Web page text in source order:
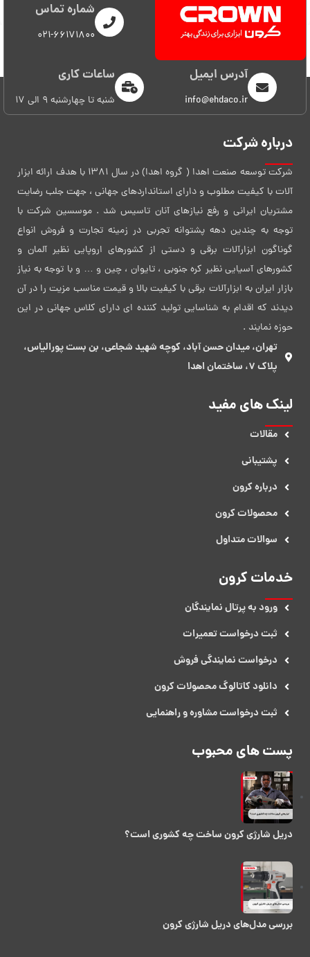
شماره تماس
021-66171800
آدرس ایمیل
info@ehdaco.ir
ساعات کاری
شنبه تا چهارشنبه 9 الی 17
درباره شرکت
شرکت توسعه صنعت اهدا ( گروه اهدا) در سال 1381 با هدف ارائه ابزار
آلات با کیفیت مطلوب و دارای استانداردهای جهانی ، جهت جلب رضایت
مشتریان ایرانی و رفع نیازهای آنان تاسیس شد . موسسین شرکت با
توجه به چندین دهه پشتوانه تجربی در زمینه تجارت و فروش انواع
گوناگون ابزارآلات برقی و دستی از کشورهای اروپایی نظیر آلمان و
کشورهای آسیایی نظیر کره جنوبی ، تایوان ، چین و … و با توجه به نیاز
بازار ایران به ابزارآلات برقی با کیفیت بالا و قیمت مناسب مزیت را در آن
دیدند که اقدام به شناسایی تولید کننده ای دارای کلاس جهانی در این
حوزه نمایند .
تهران، میدان حسن آباد، کوچه شهید شجاعی، بن بست پورالیاس،
پلاک 7، ساختمان اهدا
لینک های مفید
مقالات
پشتیبانی
درباره کرون
محصولات کرون
سوالات متداول
خدمات کرون
ورود به پرتال نمایندگان
ثبت درخواست تعمیرات
درخواست نمایندگی فروش​
دانلود کاتالوگ محصولات کرون
ثبت درخواست مشاوره و راهنمایی
پست های محبوب
دریل شارژی کرون ساخت چه کشوری است؟
بررسی مدل‌های دریل شارژی کرون